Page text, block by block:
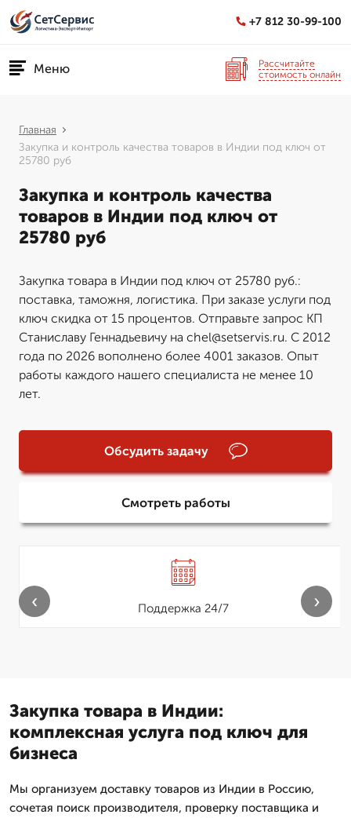
+7 812 30-99-100
Меню
Рассчитайте
стоимость онлайн
Главная
Закупка и контроль качества товаров в Индии под ключ от
25780 руб
Закупка и контроль качества
товаров в Индии под ключ от
25780 руб
Закупка товара в Индии под ключ от 25780 руб.:
поставка, таможня, логистика. При заказе услуги под
ключ скидка от 15 процентов. Отправьте запрос КП
Станиславу Геннадьевичу на chel@setservis.ru. С 2012
года по 2026 вополнено более 4001 заказов. Опыт
работы каждого нашего специалиста не менее 10
лет.
Обсудить задачу
Смотреть работы
Поддержка 24/7
‹ ›
Закупка товара в Индии:
комплексная услуга под ключ для
бизнеса
Мы организуем доставку товаров из Индии в Россию,
сочетая поиск производителя, проверку поставщика и